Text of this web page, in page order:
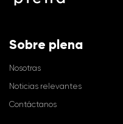
Sobre plena
Nosotras
Noticias relevantes
Contáctanos